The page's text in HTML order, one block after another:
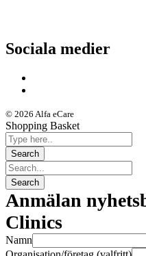
Sociala medier
© 2026 Alfa eCare
Shopping Basket
Anmälan
Clinics
Namn